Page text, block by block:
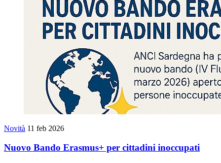
Novità 11 feb 2026
Nuovo Bando Erasmus+ per cittadini inoccupati